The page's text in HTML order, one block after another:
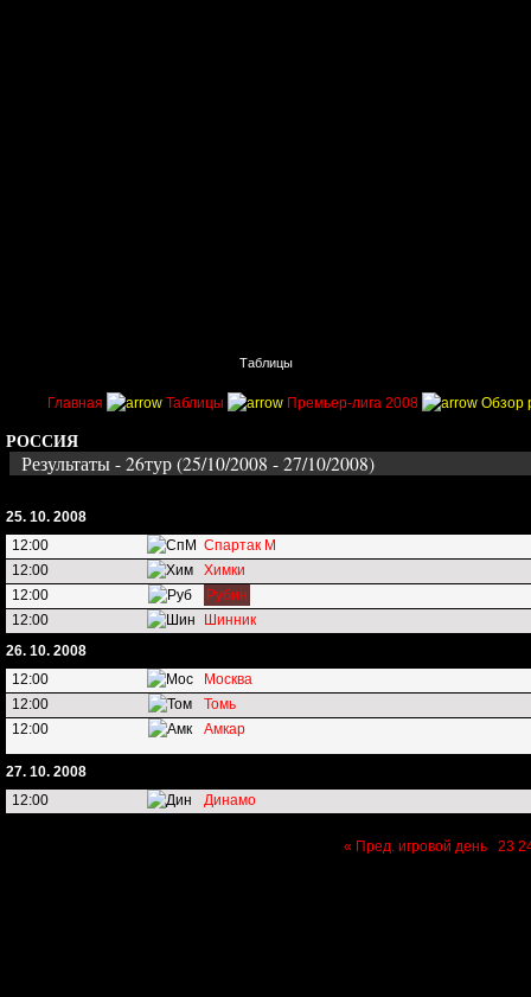
Таблицы
Главная Таблицы Премьер-лига 2008 Обзор
РОССИЯ
Результаты - 26тур (25/10/2008 - 27/10/2008)
25. 10. 2008
12:00
Спартак М
12:00
Химки
12:00
Рубин
12:00
Шинник
26. 10. 2008
12:00
Москва
12:00
Томь
12:00
Амкар
27. 10. 2008
12:00
Динамо
« Пред. игровой день 23